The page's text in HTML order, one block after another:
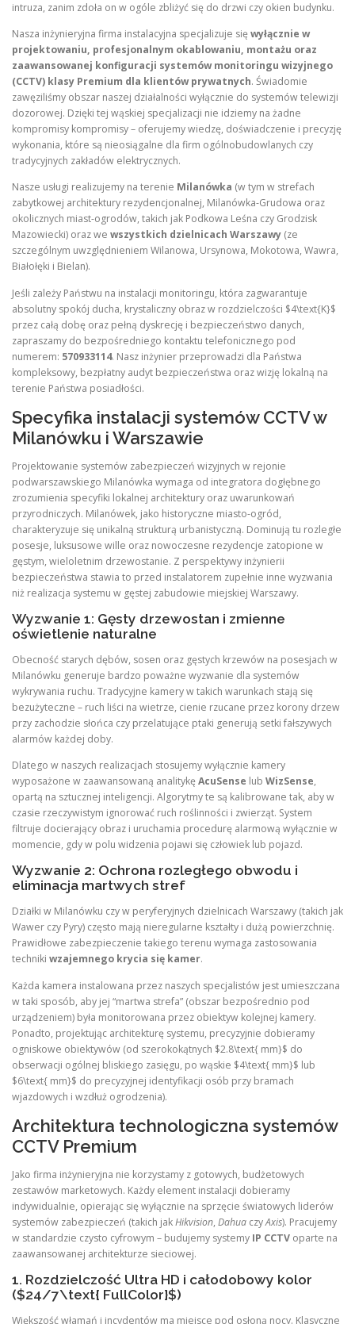
intruza, zanim zdoła on w ogóle zbliżyć się do drzwi czy okien budynku.
Nasza inżynieryjna firma instalacyjna specjalizuje sięwyłącznie w
projektowaniu, profesjonalnym okablowaniu, montażu oraz
zaawansowanej konfiguracji systemów monitoringu wizyjnego
(CCTV) klasy Premium dla klientów prywatnych. Świadomie
zawęziliśmy obszar naszej działalności wyłącznie do systemów telewizji
dozorowej. Dzięki tej wąskiej specjalizacji nie idziemy na żadne
kompromisy kompromisy – oferujemy wiedzę, doświadczenie i precyzję
wykonania, które są nieosiągalne dla firm ogólnobudowlanych czy
tradycyjnych zakładów elektrycznych.
Nasze usługi realizujemy na terenie Milanówka (w tym w strefach
zabytkowej architektury rezydencjonalnej, Milanówka-Grudowa oraz
okolicznych miast-ogrodów, takich jak Podkowa Leśna czy Grodzisk
Mazowiecki) oraz we wszystkich dzielnicach Warszawy (ze
szczególnym uwzględnieniem Wilanowa, Ursynowa, Mokotowa, Wawra,
Białołęki i Bielan).
Jeśli zależy Państwu na instalacji monitoringu, która zagwarantuje
absolutny spokój ducha, krystaliczny obraz w rozdzielczości $4\text{K}$
przez całą dobę oraz pełną dyskrecję i bezpieczeństwo danych,
zapraszamy do bezpośredniego kontaktu telefonicznego pod
numerem: 570933114. Nasz inżynier przeprowadzi dla Państwa
kompleksowy, bezpłatny audyt bezpieczeństwa oraz wizję lokalną na
terenie Państwa posiadłości.
Specyfika instalacji systemów CCTV w
Milanówku i Warszawie
Projektowanie systemów zabezpieczeń wizyjnych w rejonie
podwarszawskiego Milanówka wymaga od integratora dogłębnego
zrozumienia specyfiki lokalnej architektury oraz uwarunkowań
przyrodniczych. Milanówek, jako historyczne miasto-ogród,
charakteryzuje się unikalną strukturą urbanistyczną. Dominują tu rozległe
posesje, luksusowe wille oraz nowoczesne rezydencje zatopione w
gęstym, wieloletnim drzewostanie. Z perspektywy inżynierii
bezpieczeństwa stawia to przed instalatorem zupełnie inne wyzwania
niż realizacja systemu w gęstej zabudowie miejskiej Warszawy.
Wyzwanie 1: Gęsty drzewostan i zmienne
oświetlenie naturalne
Obecność starych dębów, sosen oraz gęstych krzewów na posesjach w
Milanówku generuje bardzo poważne wyzwanie dla systemów
wykrywania ruchu. Tradycyjne kamery w takich warunkach stają się
bezużyteczne – ruch liści na wietrze, cienie rzucane przez korony drzew
przy zachodzie słońca czy przelatujące ptaki generują setki fałszywych
alarmów każdej doby.
Dlatego w naszych realizacjach stosujemy wyłącznie kamery
wyposażone w zaawansowaną analitykęAcuSense lub WizSense,
opartą na sztucznej inteligencji. Algorytmy te są kalibrowane tak, aby w
czasie rzeczywistym ignorować ruch roślinności i zwierząt. System
filtruje docierający obraz i uruchamia procedurę alarmową wyłącznie w
momencie, gdy w polu widzenia pojawi się człowiek lub pojazd.
Wyzwanie 2: Ochrona rozległego obwodu i
eliminacja martwych stref
Działki w Milanówku czy w peryferyjnych dzielnicach Warszawy (takich jak
Wawer czy Pyry) często mają nieregularne kształty i dużą powierzchnię.
Prawidłowe zabezpieczenie takiego terenu wymaga zastosowania
techniki wzajemnego krycia się kamer.
Każda kamera instalowana przez naszych specjalistów jest umieszczana
w taki sposób, aby jej “martwa strefa” (obszar bezpośrednio pod
urządzeniem) była monitorowana przez obiektyw kolejnej kamery.
Ponadto, projektując architekturę systemu, precyzyjnie dobieramy
ogniskowe obiektywów (od szerokokątnych $2.8\text{ mm}$ do
obserwacji ogólnej bliskiego zasięgu, po wąskie $4\text{ mm}$ lub
$6\text{ mm}$ do precyzyjnej identyfikacji osób przy bramach
wjazdowych i wzdłuż ogrodzenia).
Architektura technologiczna systemów
CCTV Premium
Jako firma inżynieryjna nie korzystamy z gotowych, budżetowych
zestawów marketowych. Każdy element instalacji dobieramy
indywidualnie, opierając się wyłącznie na sprzęcie światowych liderów
systemów zabezpieczeń (takich jakHikvision, Dahua czyAxis). Pracujemy
w standardzie czysto cyfrowym – budujemy systemy IP CCTV oparte na
zaawansowanej architekturze sieciowej.
1. Rozdzielczość Ultra HD i całodobowy kolor
($24/7\text{ FullColor}$)
Większość włamań i incydentów ma miejsce pod osłoną nocy. Klasyczne